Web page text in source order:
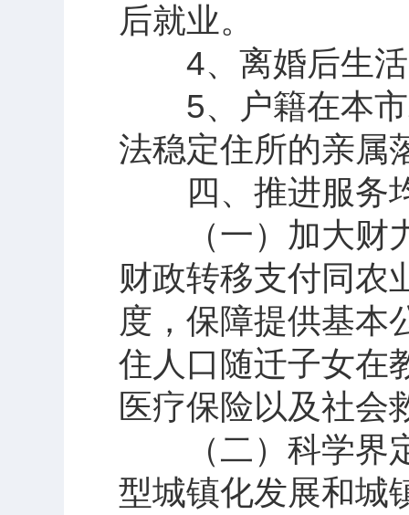
后就业。
4、离婚后生活
5、户籍在本市
法稳定住所的亲属
四、推进服务
（一）加大财力
财政转移支付同农
度，保障提供基本
住人口随迁子女在
医疗保险以及社会
（二）科学界定
型城镇化发展和城